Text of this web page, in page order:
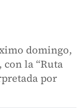
domingo,
con la “Ruta
por